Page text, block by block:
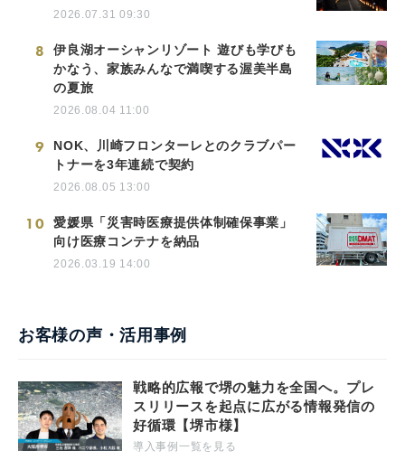
2026.07.31 09:30
8
伊良湖オーシャンリゾート 遊びも学びも
かなう、家族みんなで満喫する渥美半島
の夏旅
2026.08.04 11:00
9
NOK、川崎フロンターレとのクラブパー
トナーを3年連続で契約
2026.08.05 13:00
10
愛媛県「災害時医療提供体制確保事業」
向け医療コンテナを納品
2026.03.19 14:00
お客様の声・活用事例
戦略的広報で堺の魅力を全国へ。プレ
スリリースを起点に広がる情報発信の
好循環【堺市様】
導入事例一覧を見る